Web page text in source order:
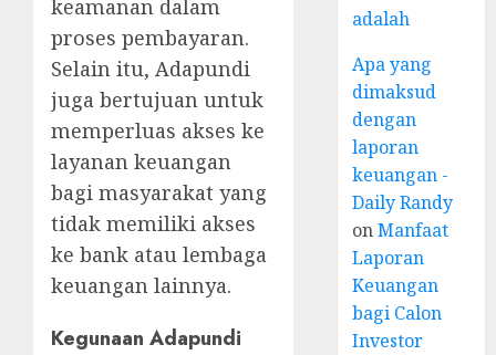
keamanan dalam
proses pembayaran.
Selain itu, Adapundi
juga bertujuan untuk
memperluas akses ke
layanan keuangan
bagi masyarakat yang
tidak memiliki akses
ke bank atau lembaga
keuangan lainnya.
Kegunaan Adapundi
adalah
Apa yang
dimaksud
dengan
laporan
keuangan -
Daily Randy
onManfaat
Laporan
Keuangan
bagi Calon
Investor